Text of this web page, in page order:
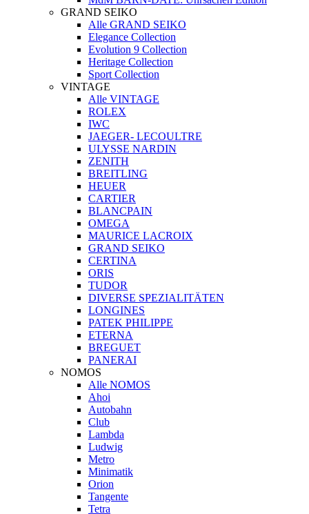
GRAND SEIKO
Alle GRAND SEIKO
Elegance Collection
Evolution 9 Collection
Heritage Collection
Sport Collection
VINTAGE
Alle VINTAGE
ROLEX
IWC
JAEGER- LECOULTRE
ULYSSE NARDIN
ZENITH
BREITLING
HEUER
CARTIER
BLANCPAIN
OMEGA
MAURICE LACROIX
GRAND SEIKO
CERTINA
ORIS
TUDOR
DIVERSE SPEZIALITÄTEN
LONGINES
PATEK PHILIPPE
ETERNA
BREGUET
PANERAI
NOMOS
Alle NOMOS
Ahoi
Autobahn
Club
Lambda
Ludwig
Metro
Minimatik
Orion
Tangente
Tetra